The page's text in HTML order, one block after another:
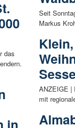
das
Seit
Markus
ANZEIGE |
mit